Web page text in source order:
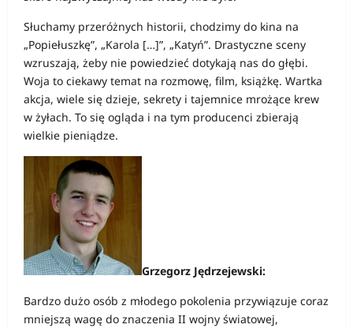
Słuchamy przeróżnych historii, chodzimy do kina na
„Popiełuszkę”, „Karola […]”, „Katyń”. Drastyczne sceny
wzruszają, żeby nie powiedzieć dotykają nas do głębi.
Woja to ciekawy temat na rozmowę, film, książkę. Wartka
akcja, wiele się dzieje, sekrety i tajemnice mrożące krew
w żyłach. To się ogląda i na tym producenci zbierają
wielkie pieniądze.
Grzegorz Jędrzejewski:
Bardzo dużo osób z młodego pokolenia przywiązuje coraz
mniejszą wagę do znaczenia II wojny światowej,